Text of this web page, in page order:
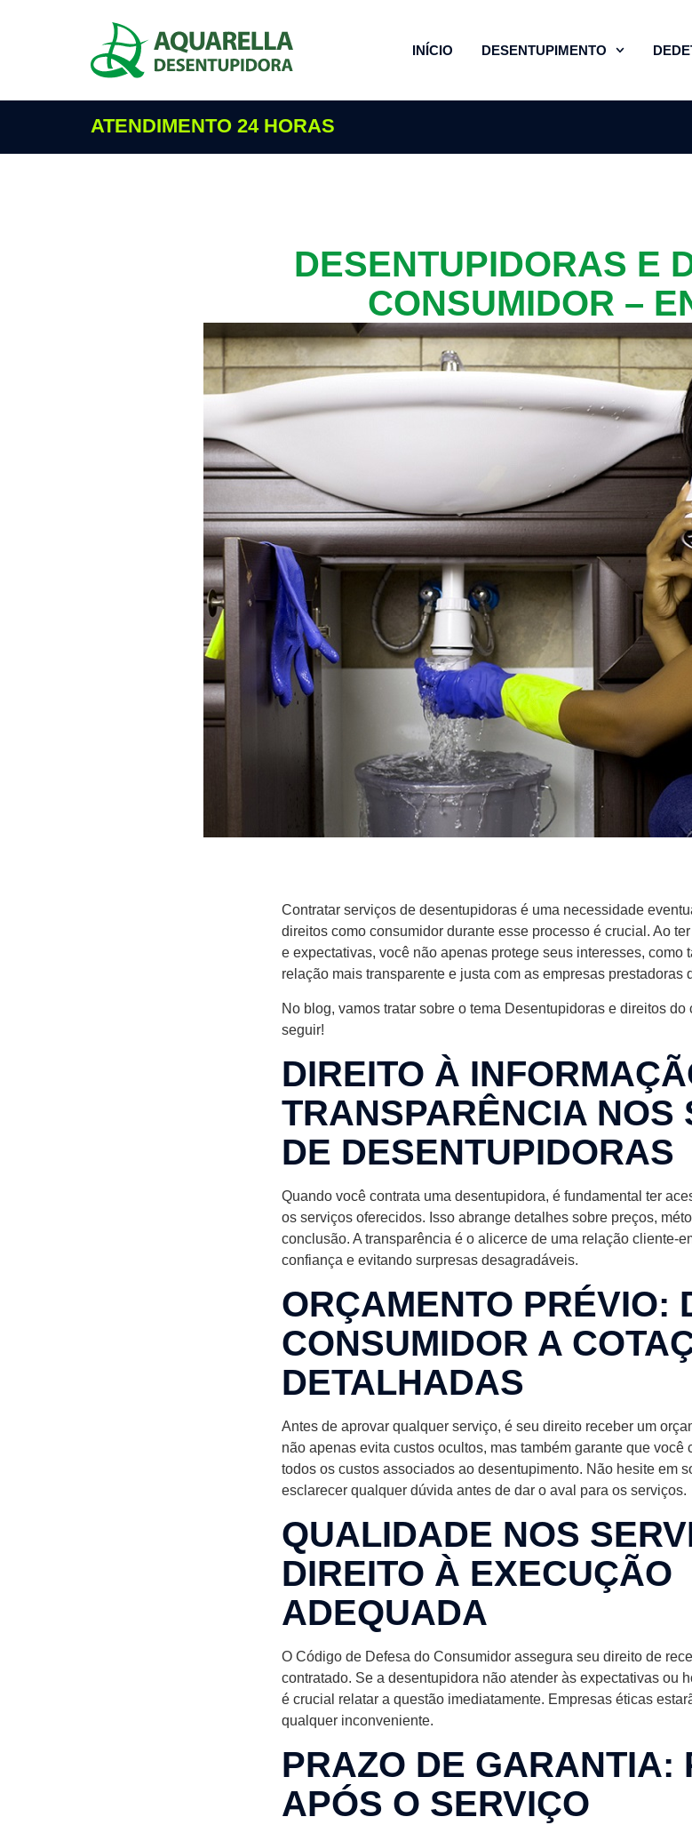
INÍCIO DESENTUPIMENTO
ATENDIMENTO 24 HORAS
DESENTUPIDORAS E
CONSUMIDOR –
Contratar serviços de desentupidoras é uma necessidade
direitos como consumidor durante esse processo é crucial. Ao
e expectativas, você não apenas protege seus interesses, como
relação mais transparente e justa com as empresas prestadoras
No blog, vamos tratar sobre o tema Desentupidoras e direitos do
seguir!
DIREITO À
TRANSPARÊNCIA NOS
DE DESENTUPIDORAS
Quando você contrata uma desentupidora, é fundamental ter
os serviços oferecidos. Isso abrange detalhes sobre preços,
conclusão. A transparência é o alicerce de uma relação cliente-
confiança e evitando surpresas desagradáveis.
ORÇAMENTO PRÉVIO:
CONSUMIDOR A
DETALHADAS
Antes de aprovar qualquer serviço, é seu direito receber um
não apenas evita custos ocultos, mas também garante que você
todos os custos associados ao desentupimento. Não hesite em
esclarecer qualquer dúvida antes de dar o aval para os serviços.
QUALIDADE NOS
DIREITO À EXECUÇÃO
ADEQUADA
O Código de Defesa do Consumidor assegura seu direito de
contratado. Se a desentupidora não atender às expectativas ou
é crucial relatar a questão imediatamente. Empresas éticas
qualquer inconveniente.
PRAZO DE GARANTIA:
APÓS O SERVIÇO